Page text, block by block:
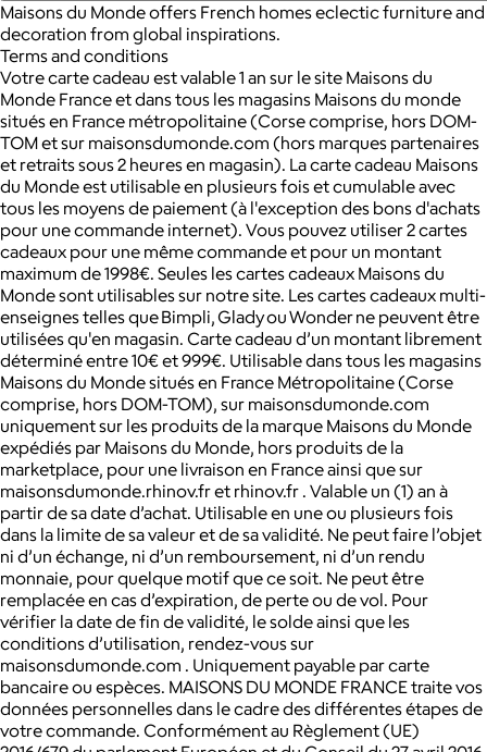
Maisons du Monde offers French homes eclectic furniture and
decoration from global inspirations.
Terms and conditions
Votre carte cadeau est valable 1 an sur le site Maisons du
Monde France et dans tous les magasins Maisons du monde
situés en France métropolitaine (Corse comprise, hors DOM-
TOM et sur maisonsdumonde.com (hors marques partenaires
et retraits sous 2 heures en magasin). La carte cadeau Maisons
du Monde est utilisable en plusieurs fois et cumulable avec
tous les moyens de paiement (à l'exception des bons d'achats
pour une commande internet). Vous pouvez utiliser 2 cartes
cadeaux pour une même commande et pour un montant
maximum de 1998€. Seules les cartes cadeaux Maisons du
Monde sont utilisables sur notre site. Les cartes cadeaux multi-
enseignes telles que Bimpli, Glady ou Wonder ne peuvent être
utilisées qu'en magasin. Carte cadeau d’un montant librement
déterminé entre 10€ et 999€. Utilisable dans tous les magasins
Maisons du Monde situés en France Métropolitaine (Corse
comprise, hors DOM-TOM), sur maisonsdumonde.com
uniquement sur les produits de la marque Maisons du Monde
expédiés par Maisons du Monde, hors produits de la
marketplace, pour une livraison en France ainsi que sur
maisonsdumonde.rhinov.fr et rhinov.fr . Valable un (1) an à
partir de sa date d’achat. Utilisable en une ou plusieurs fois
dans la limite de sa valeur et de sa validité. Ne peut faire l’objet
ni d’un échange, ni d’un remboursement, ni d’un rendu
monnaie, pour quelque motif que ce soit. Ne peut être
remplacée en cas d’expiration, de perte ou de vol. Pour
vérifier la date de fin de validité, le solde ainsi que les
conditions d’utilisation, rendez-vous sur
maisonsdumonde.com . Uniquement payable par carte
bancaire ou espèces. MAISONS DU MONDE FRANCE traite vos
données personnelles dans le cadre des différentes étapes de
votre commande. Conformément au Règlement (UE)